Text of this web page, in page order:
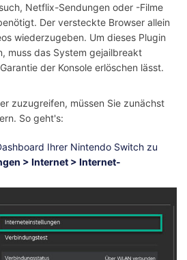
Netflix-Sendungen oder -Filme
Der versteckte Browser allein
wiederzugeben. Um dieses Plugin
muss das System gejailbreakt
der Konsole erlöschen lässt.
zuzugreifen, müssen Sie zunächst
So geht's:
Ihrer Nintendo Switch zu
> Internet > Internet-